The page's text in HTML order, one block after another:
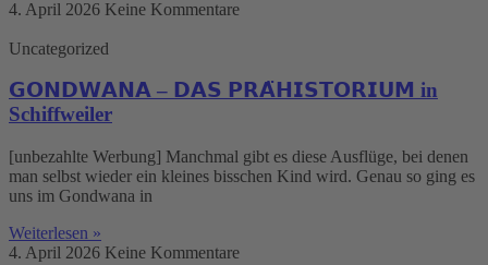
4. April 2026 Keine Kommentare
Uncategorized
𝗚𝗢𝗡𝗗𝗪𝗔𝗡𝗔 – 𝗗𝗔𝗦 𝗣𝗥𝗔̈𝗛𝗜𝗦𝗧𝗢𝗥𝗜𝗨𝗠 in
Schiffweiler
[unbezahlte Werbung] Manchmal gibt es diese Ausflüge, bei denen
man selbst wieder ein kleines bisschen Kind wird. Genau so ging es
uns im Gondwana in
Weiterlesen »
4. April 2026 Keine Kommentare